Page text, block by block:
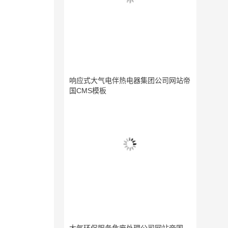
响应式大气电伴热电器集团公司网站帝
国CMS模板